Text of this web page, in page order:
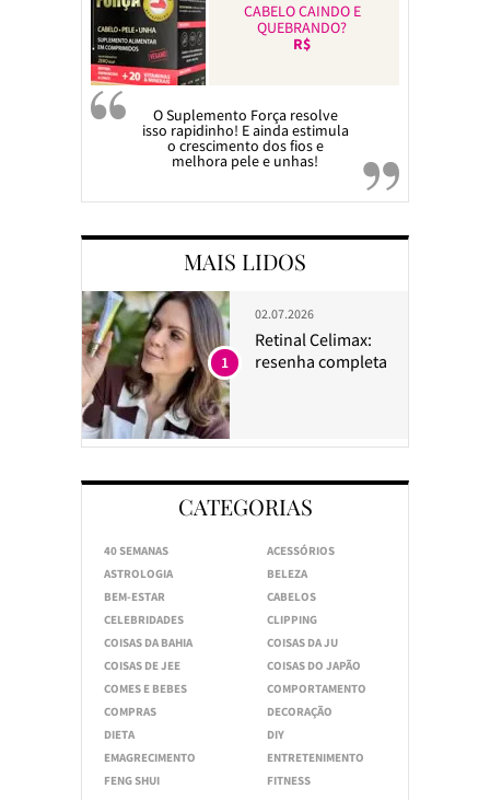
CABELO CAINDO E
QUEBRANDO?
R$
O Suplemento Força resolve
isso rapidinho! E ainda estimula
o crescimento dos fios e
melhora pele e unhas!
MAIS LIDOS
02.07.2026
Retinal Celimax:
resenha completa
1
CATEGORIAS
40 SEMANAS
ACESSÓRIOS
ASTROLOGIA
BELEZA
BEM-ESTAR
CABELOS
CELEBRIDADES
CLIPPING
COISAS DA BAHIA
COISAS DA JU
COISAS DE JEE
COISAS DO JAPÃO
COMES E BEBES
COMPORTAMENTO
COMPRAS
DECORAÇÃO
DIETA
DIY
EMAGRECIMENTO
ENTRETENIMENTO
FENG SHUI
FITNESS